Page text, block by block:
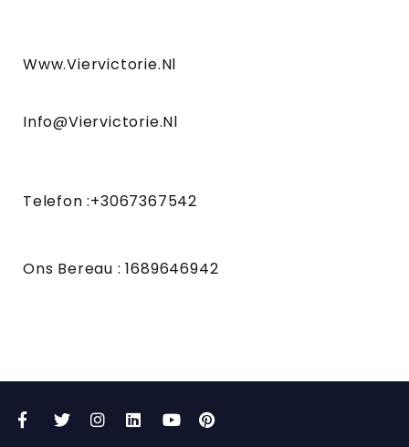
Www.viervictorie.nl
Info@viervictorie.nl
Telefon :+3067367542
Ons Bereau : 1689646942
Facebook
TwitterInstagram
LinkedInYouTubePinterest